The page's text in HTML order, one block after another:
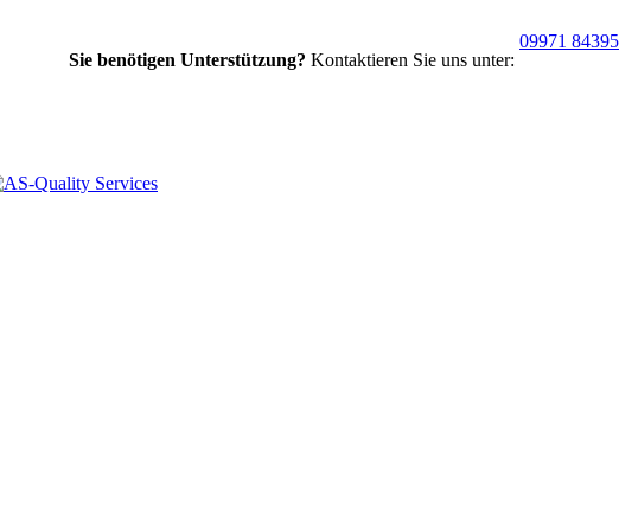
Sie benötigen Unterstützung? Kontaktieren Sie uns unter:
09971